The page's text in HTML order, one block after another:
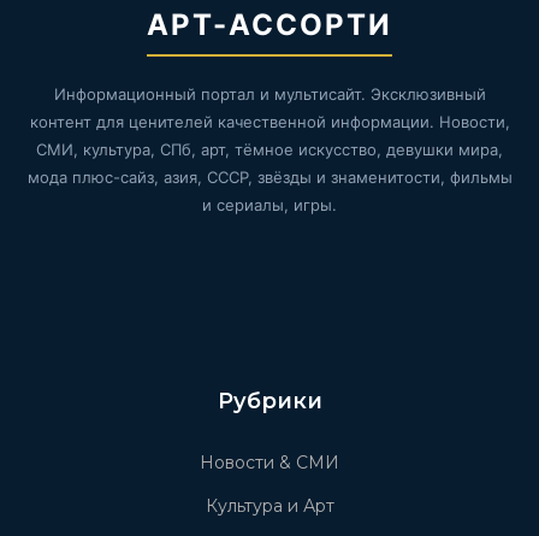
АРТ-АССОРТИ
Информационный портал и мультисайт. Эксклюзивный
контент для ценителей качественной информации. Новости,
СМИ, культура, СПб, арт, тёмное искусство, девушки мира,
мода плюс-сайз, азия, СССР, звёзды и знаменитости, фильмы
и сериалы, игры.
Рубрики
Новости & СМИ
Культура и Арт